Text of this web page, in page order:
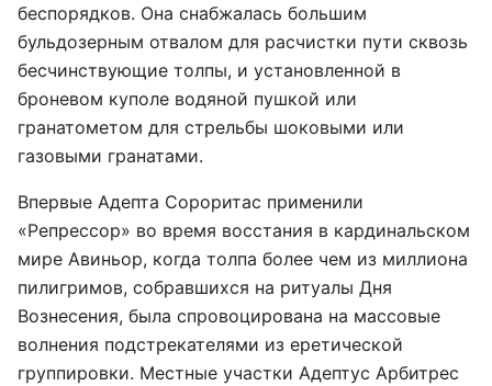
беспорядков. Она снабжалась большим
бульдозерным отвалом для расчистки пути сквозь
бесчинствующие толпы, и установленной в
броневом куполе водяной пушкой или
гранатометом для стрельбы шоковыми или
газовыми гранатами.
Впервые Адепта Сороритас применили
«Репрессор» во время восстания в кардинальском
мире Авиньор, когда толпа более чем из миллиона
пилигримов, собравшихся на ритуалы Дня
Вознесения, была спровоцирована на массовые
волнения подстрекателями из еретической
группировки. Местные участки Адептус Арбитрес